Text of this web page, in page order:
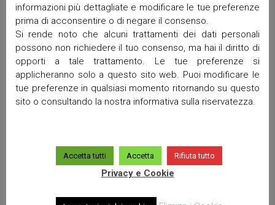
Ottobre 2025
Settembre 2025
Maggio 2025
Aprile 2025
Marzo 2025
Febbraio 2025
Gennaio 2025
informazioni più dettagliate e modificare le tue preferenze
prima di acconsentire o di negare il consenso.
Si rende noto che alcuni trattamenti dei dati personali
possono non richiedere il tuo consenso, ma hai il diritto di
opporti a tale trattamento. Le tue preferenze si
applicheranno solo a questo sito web. Puoi modificare le
tue preferenze in qualsiasi momento ritornando su questo
sito o consultando la nostra informativa sulla riservatezza.
Accetta tutti Accetta Rifiuta tutto
Privacy e Cookie